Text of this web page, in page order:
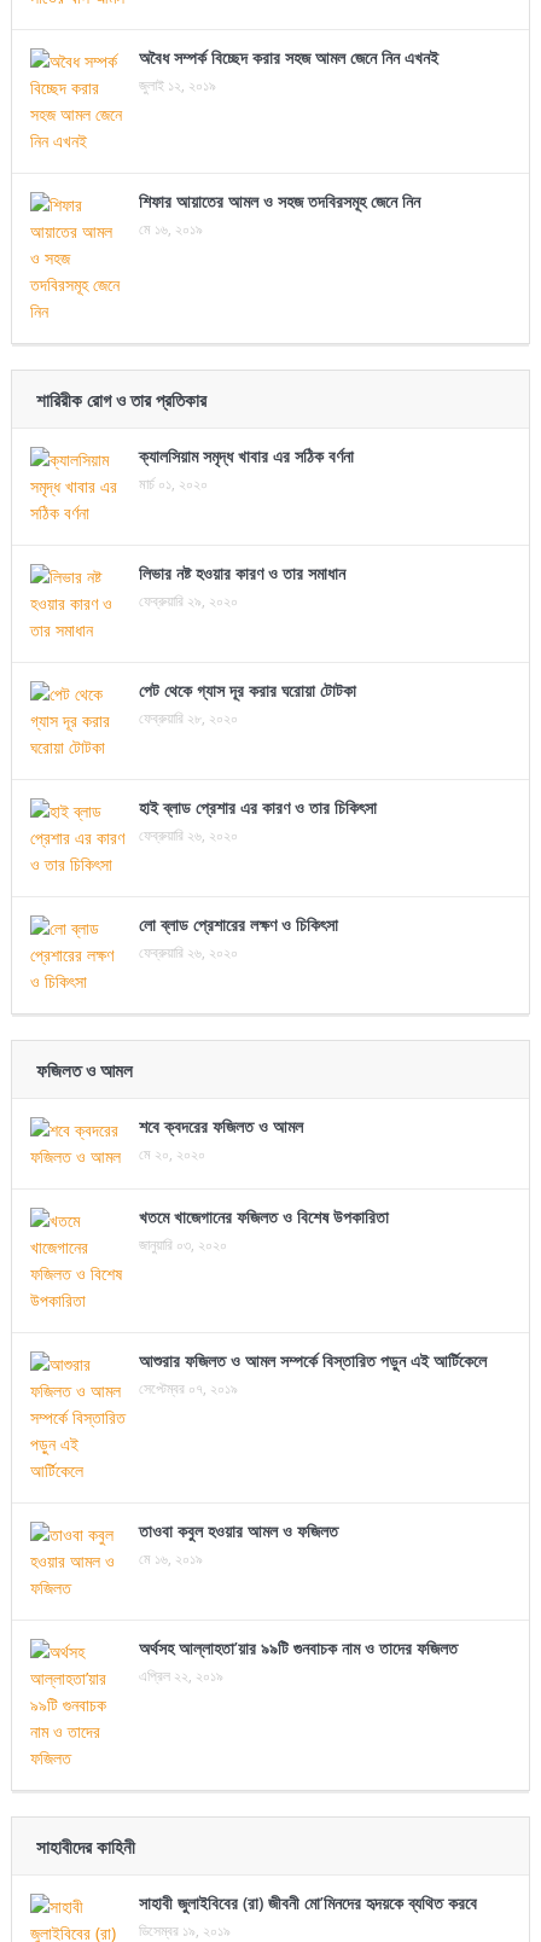
অবৈধ সম্পর্ক বিচ্ছেদ করার সহজ আমল জেনে নিন এখনই
জুলাই ১২, ২০১৯
শিফার আয়াতের আমল ও সহজ তদবিরসমূহ জেনে নিন
মে ১৬, ২০১৯
শারিরীক রোগ ও তার প্রতিকার
ক্যালসিয়াম সমৃদ্ধ খাবার এর সঠিক বর্ণনা
মার্চ ০১, ২০২০
লিভার নষ্ট হওয়ার কারণ ও তার সমাধান
ফেব্রুয়ারি ২৯, ২০২০
পেট থেকে গ্যাস দূর করার ঘরোয়া টোটকা
ফেব্রুয়ারি ২৮, ২০২০
হাই ব্লাড প্রেশার এর কারণ ও তার চিকিৎসা
ফেব্রুয়ারি ২৬, ২০২০
লো ব্লাড প্রেশারের লক্ষণ ও চিকিৎসা
ফেব্রুয়ারি ২৬, ২০২০
ফজিলত ও আমল
শবে ক্বদরের ফজিলত ও আমল
মে ২০, ২০২০
খতমে খাজেগানের ফজিলত ও বিশেষ উপকারিতা
জানুয়ারি ০৩, ২০২০
আশুরার ফজিলত ও আমল সম্পর্কে বিস্তারিত পড়ুন এই আর্টিকেলে
সেপ্টেম্বর ০৭, ২০১৯
তাওবা কবুল হওয়ার আমল ও ফজিলত
মে ১৬, ২০১৯
অর্থসহ আল্লাহতা’য়ার ৯৯টি গুনবাচক নাম ও তাদের ফজিলত
এপ্রিল ২২, ২০১৯
সাহাবীদের কাহিনী
সাহাবী জুলাইবিবের (রা) জীবনী মো’মিনদের হৃদয়কে ব্যথিত করবে
ডিসেম্বর ১৯, ২০১৯